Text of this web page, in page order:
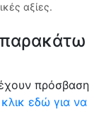
αξίες.
παρακάτω
πρόσβαση
εδώ για να